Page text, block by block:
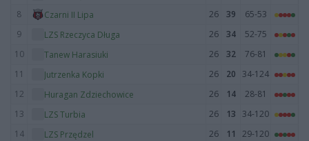
8
Czarni II Lipa 26 39
65-53
9
LZS Rzeczyca Długa 26 34
52-75
10
Tanew Harasiuki 26 32
76-81
11
Jutrzenka Kopki 26 20
34-124
12
Huragan Zdziechowice 26 14
28-81
13
LZS Turbia 26 13
34-120
14
LZS Przędzel 26 11 29-120